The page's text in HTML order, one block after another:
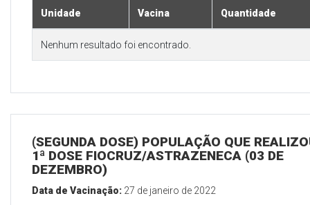
Unidade Vacina Quantidade
Nenhum resultado foi encontrado.
(SEGUNDA DOSE) POPULAÇÃO QUE
1ª DOSE FIOCRUZ/ASTRAZENECA (03 DE
DEZEMBRO)
Data de Vacinação: 27 de janeiro de 2022